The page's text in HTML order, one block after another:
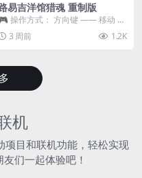
易吉洋馆猎魂 重制版
操作方式： 方向键 —— 移动 &
跳跃 空格 —— 打开宝箱 将你...
3 周前 1.2K
机
项目和联机功能，轻松实现
们一起体验吧！